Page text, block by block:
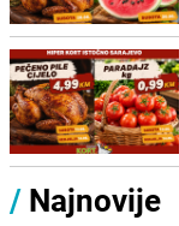
/ Najnovije